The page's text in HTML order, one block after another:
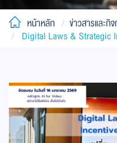
หน้าหลัก ข่าวสารและกิ
Digital Laws & Strategic